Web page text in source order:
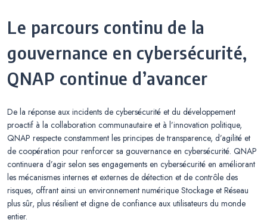
Le parcours continu de la
gouvernance en cybersécurité,
QNAP continue d’avancer
De la réponse aux incidents de cybersécurité et du développement
proactif à la collaboration communautaire et à l’innovation politique,
QNAP respecte constamment les principes de transparence, d’agilité et
de coopération pour renforcer sa gouvernance en cybersécurité. QNAP
continuera d’agir selon ses engagements en cybersécurité en améliorant
les mécanismes internes et externes de détection et de contrôle des
risques, offrant ainsi un environnement numérique Stockage et Réseau
plus sûr, plus résilient et digne de confiance aux utilisateurs du monde
entier.